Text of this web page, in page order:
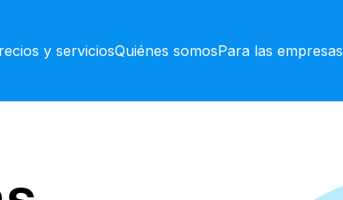
y serviciosQuiénes somosPara las empresas